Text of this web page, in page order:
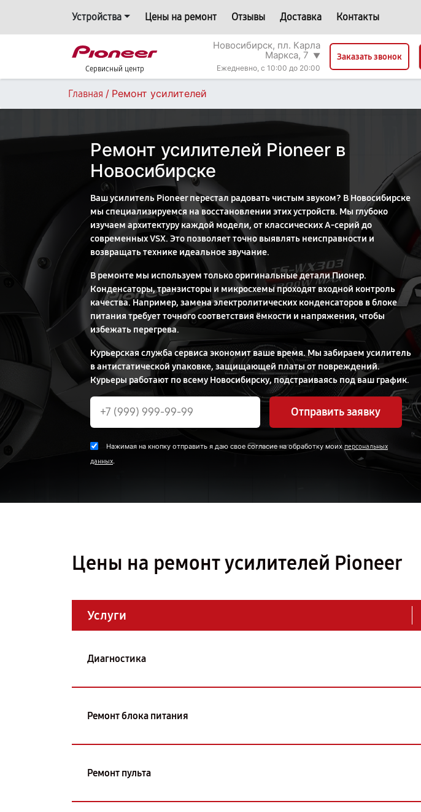
Устройства Цены на ремонт Отзывы Доставка Контакты
Сервисный центр
Новосибирск, пл. Карла
Маркса, 7 ▼
Ежедневно, с 10:00 до 20:00
Заказать звонок
Главная / Ремонт усилителей
Ремонт усилителей Pioneer в
Новосибирске
Ваш усилитель Pioneer перестал радовать чистым звуком? В Новосибирске
мы специализируемся на восстановлении этих устройств. Мы глубоко
изучаем архитектуру каждой модели, от классических A-серий до
современных VSX. Это позволяет точно выявлять неисправности и
возвращать технике идеальное звучание.
В ремонте мы используем только оригинальные детали Пионер.
Конденсаторы, транзисторы и микросхемы проходят входной контроль
качества. Например, замена электролитических конденсаторов в блоке
питания требует точного соответствия ёмкости и напряжения, чтобы
избежать перегрева.
Курьерская служба сервиса экономит ваше время. Мы забираем усилитель
в антистатической упаковке, защищающей платы от повреждений.
Курьеры работают по всему Новосибирску, подстраиваясь под ваш график.
Отправить заявку
Нажимая на кнопку отправить я даю свое согласие на обработку моихперсональных
данных.
Цены на ремонт усилителей Pioneer
Услуги
Диагностика
Ремонт блока питания
Ремонт пульта